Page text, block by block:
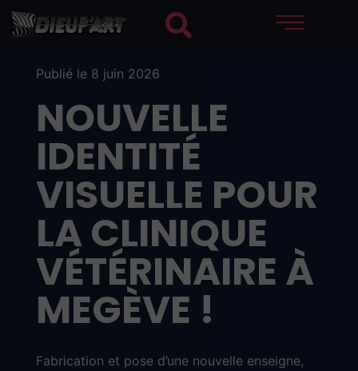
Publié le 8 juin 2026
NOUVELLE
IDENTITÉ
VISUELLE POUR
LA CLINIQUE
VÉTÉRINAIRE À
MEGÈVE !
Fabrication et pose d’une nouvelle enseigne,